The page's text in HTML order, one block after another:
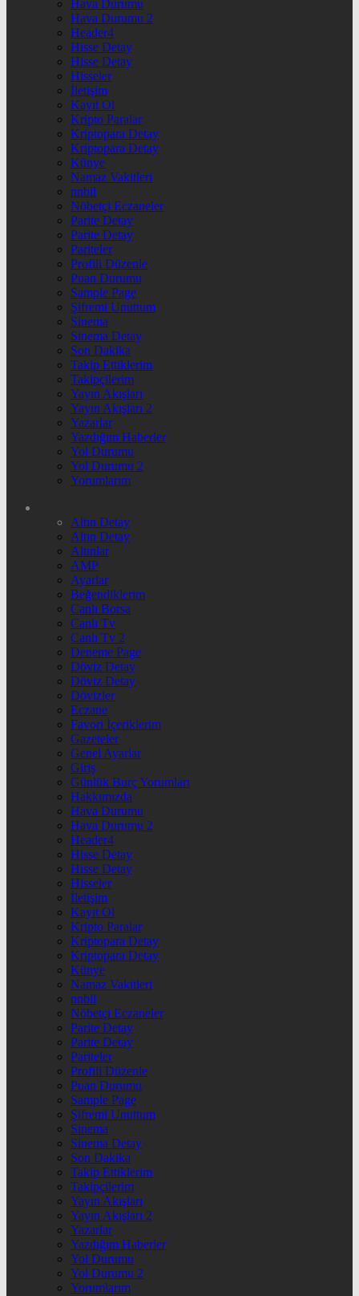
Hava Durumu
Hava Durumu 2
Header4
Hisse Detay
Hisse Detay
Hisseler
İletişim
Kayıt Ol
Kripto Paralar
Kriptopara Detay
Kriptopara Detay
Künye
Namaz Vakitleri
nnbil
Nöbetçi Eczaneler
Parite Detay
Parite Detay
Pariteler
Profili Düzenle
Puan Durumu
Sample Page
Şifremi Unuttum
Sinema
Sinema Detay
Son Dakika
Takip Ettiklerim
Takipçilerim
Yayın Akışları
Yayın Akışları 2
Yazarlar
Yazdığım Haberler
Yol Durumu
Yol Durumu 2
Yorumlarım
Altın Detay
Altın Detay
Altınlar
AMP
Ayarlar
Beğendiklerim
Canlı Borsa
Canlı Tv
Canlı Tv 2
Deneme Page
Döviz Detay
Döviz Detay
Dövizler
Eczane
Favori İçeriklerim
Gazeteler
Genel Ayarlar
Giriş
Günlük Burç Yorumları
Hakkımızda
Hava Durumu
Hava Durumu 2
Header4
Hisse Detay
Hisse Detay
Hisseler
İletişim
Kayıt Ol
Kripto Paralar
Kriptopara Detay
Kriptopara Detay
Künye
Namaz Vakitleri
nnbil
Nöbetçi Eczaneler
Parite Detay
Parite Detay
Pariteler
Profili Düzenle
Puan Durumu
Sample Page
Şifremi Unuttum
Sinema
Sinema Detay
Son Dakika
Takip Ettiklerim
Takipçilerim
Yayın Akışları
Yayın Akışları 2
Yazarlar
Yazdığım Haberler
Yol Durumu
Yol Durumu 2
Yorumlarım